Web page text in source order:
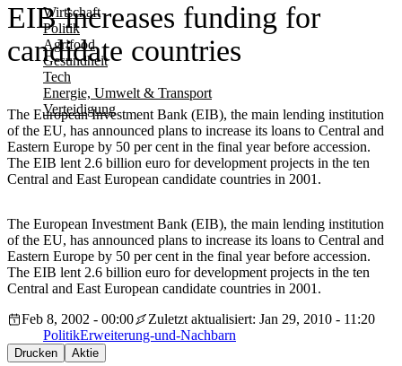
Wirtschaft
Politik
Agrifood
Gesundheit
Tech
Energie, Umwelt & Transport
Verteidigung
EIB increases funding for
candidate countries
The European Investment Bank (EIB), the main lending institution
of the EU, has announced plans to increase its loans to Central and
Eastern Europe by 50 per cent in the final year before accession.
The EIB lent 2.6 billion euro for development projects in the ten
Central and East European candidate countries in 2001.
The European Investment Bank (EIB), the main lending institution
of the EU, has announced plans to increase its loans to Central and
Eastern Europe by 50 per cent in the final year before accession.
The EIB lent 2.6 billion euro for development projects in the ten
Central and East European candidate countries in 2001.
Feb 8, 2002 - 00:00
Zuletzt aktualisiert: Jan 29, 2010 - 11:20
PolitikErweiterung-und-Nachbarn
Drucken Aktie